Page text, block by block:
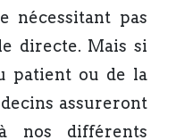
nécessitant pas
directe. Mais si
patient ou de la
assureront
nos différents